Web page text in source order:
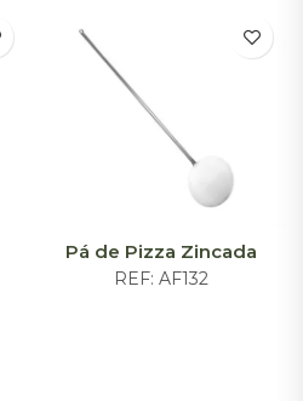
Pá de Pizza Zincada
REF: AF132